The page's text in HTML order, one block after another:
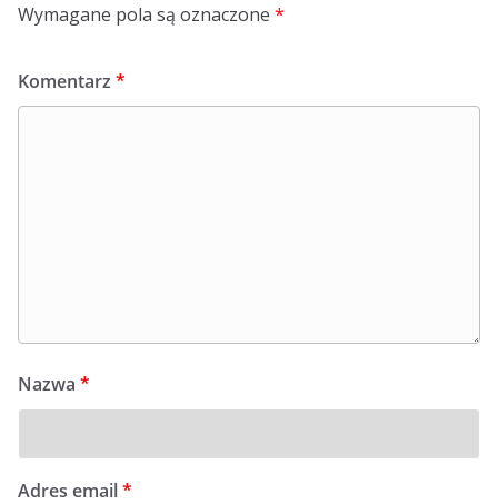
Wymagane pola są oznaczone *
Komentarz *
Nazwa *
Adres email*